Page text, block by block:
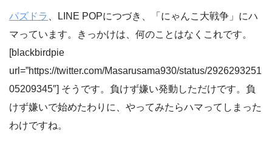
パズドラ
、LINE POPにつづき、「にゃんこ大戦争」にハ
マっています。きっかけは、何のことはなくこれです。
[blackbirdpie
url=”https://twitter.com/Masarusama930/status/2926293251
05209345″] そうです。負けず嫌い発動しただけです。負
けず嫌いで始めたわりに、やってみたらハマってしまった
わけですね。